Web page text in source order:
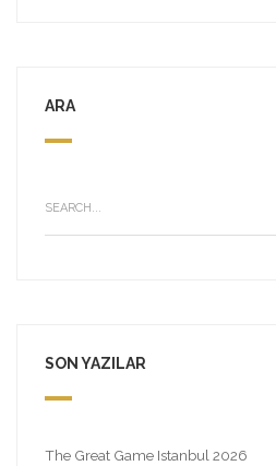
ARA
SON YAZILAR
The Great Game Istanbul 2026